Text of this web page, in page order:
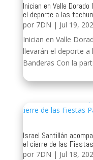
Inician en Valle
el deporte a las
por 7DN | Jul 19,
Inician en Valle
llevarán el deporte a
Banderas Con la
Israel Santillán
el cierre de las
por 7DN | Jul 18,